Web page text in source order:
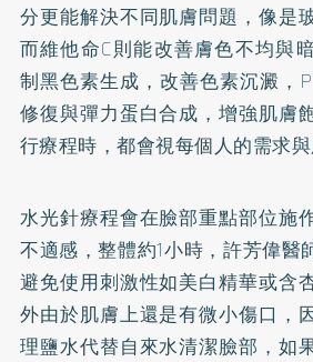
分更能解決不同肌膚問題，像是
而維他命C則能改善膚色不均與
制黑色素生成，改善色素沉澱，
修復與彈力蛋白合成，增強肌膚
行療程時，都會視每個人的需求與
水光針療程會在臉部重點部位施
不適感，整體約1小時，許芳偉醫
避免使用刺激性如美白精華或含
外由於肌膚上還是有微小傷口，
理鹽水代替自來水清潔臉部，如